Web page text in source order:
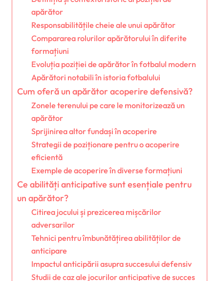
apărător
Responsabilitățile cheie ale unui apărător
Compararea rolurilor apărătorului în diferite
formațiuni
Evoluția poziției de apărător în fotbalul modern
Apărători notabili în istoria fotbalului
Cum oferă un apărător acoperire defensivă?
Zonele terenului pe care le monitorizează un
apărător
Sprijinirea altor fundași în acoperire
Strategii de poziționare pentru o acoperire
eficientă
Exemple de acoperire în diverse formațiuni
Ce abilități anticipative sunt esențiale pentru
un apărător?
Citirea jocului și prezicerea mișcărilor
adversarilor
Tehnici pentru îmbunătățirea abilităților de
anticipare
Impactul anticipării asupra succesului defensiv
Studii de caz ale jocurilor anticipative de succes